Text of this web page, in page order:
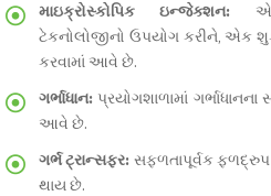
માઇક્રોસ્કોપિક ઇન્જેક્શન:
ટેકનોલોજીનો ઉપયોગ કરીને, એક
કરવામાં આવે છે.
ગર્ભાધાન: પ્રયોગશાળામાં ગર્ભાધાનના
આવે છે.
ગર્ભ ટ્રાન્સફર: સફળતાપૂર્વક ફળદ્રુપ
થાય છે.